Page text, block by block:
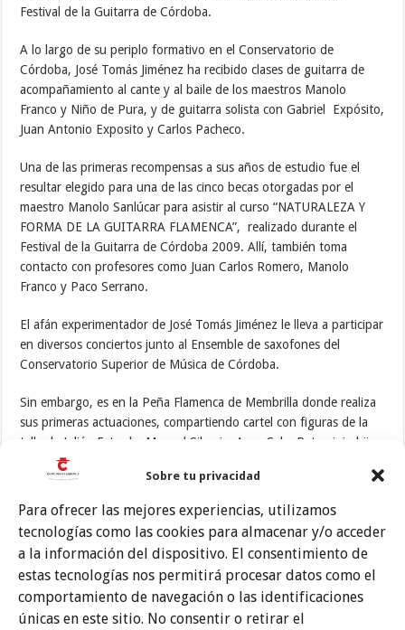
Sobre tu privacidad
Para ofrecer las mejores experiencias, utilizamos
tecnologías como las cookies para almacenar y/o acceder
a la información del dispositivo. El consentimiento de
estas tecnologías nos permitirá procesar datos como el
comportamiento de navegación o las identificaciones
únicas en este sitio. No consentir o retirar el
Festival de la Guitarra de Córdoba.
A lo largo de su periplo formativo en el Conservatorio de
Córdoba, José Tomás Jiménez ha recibido clases de guitarra de
acompañamiento al cante y al baile de los maestros Manolo
Franco y Niño de Pura, y de guitarra solista con Gabriel Expósito,
Juan Antonio Exposito y Carlos Pacheco.
Una de las primeras recompensas a sus años de estudio fue el
resultar elegido para una de las cinco becas otorgadas por el
maestro Manolo Sanlúcar para asistir al curso “NATURALEZA Y
FORMA DE LA GUITARRA FLAMENCA”, realizado durante el
Festival de la Guitarra de Córdoba 2009. Allí, también toma
contacto con profesores como Juan Carlos Romero, Manolo
Franco y Paco Serrano.
El afán experimentador de José Tomás Jiménez le lleva a participar
en diversos conciertos junto al Ensemble de saxofones del
Conservatorio Superior de Música de Córdoba.
Sin embargo, es en la Peña Flamenca de Membrilla donde realiza
sus primeras actuaciones, compartiendo cartel con figuras de la
talla de Julián Estrada, Manuel Silveria, Aroa Cala, Patrocinio hijo,
Antonio Carrión o Miguel de Tena, entre otros.
Merino, Pedro Cintas, Evaristo Cuevas, Manuel Cuevas o Julián
Estrada y participa en el ciclo flamenco » 8 PROVINCIAS
DESENCAJA» en el año 2010 y 2011
Fue una de las guitarras protagonistas del XIV CORDOBÁN
FLAMENCO, donde actuó junto a la compañía de la bailaora